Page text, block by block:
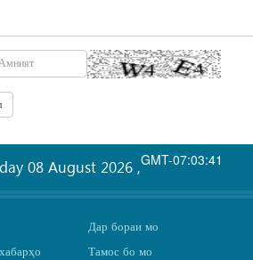
GMT-07:03:41
08 August 2026 ,
Дар бораи мо
Тамос бо мо